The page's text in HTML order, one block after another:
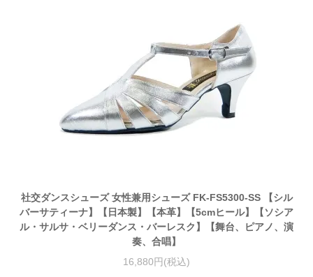
社交ダンスシューズ 女性兼用シューズ FK-FS5300-SS 【シル
バーサティーナ】【日本製】【本革】【5cmヒール】【ソシア
ル・サルサ・ベリーダンス・バーレスク】【舞台、ピアノ、演
奏、合唱】
16,880円(税込)